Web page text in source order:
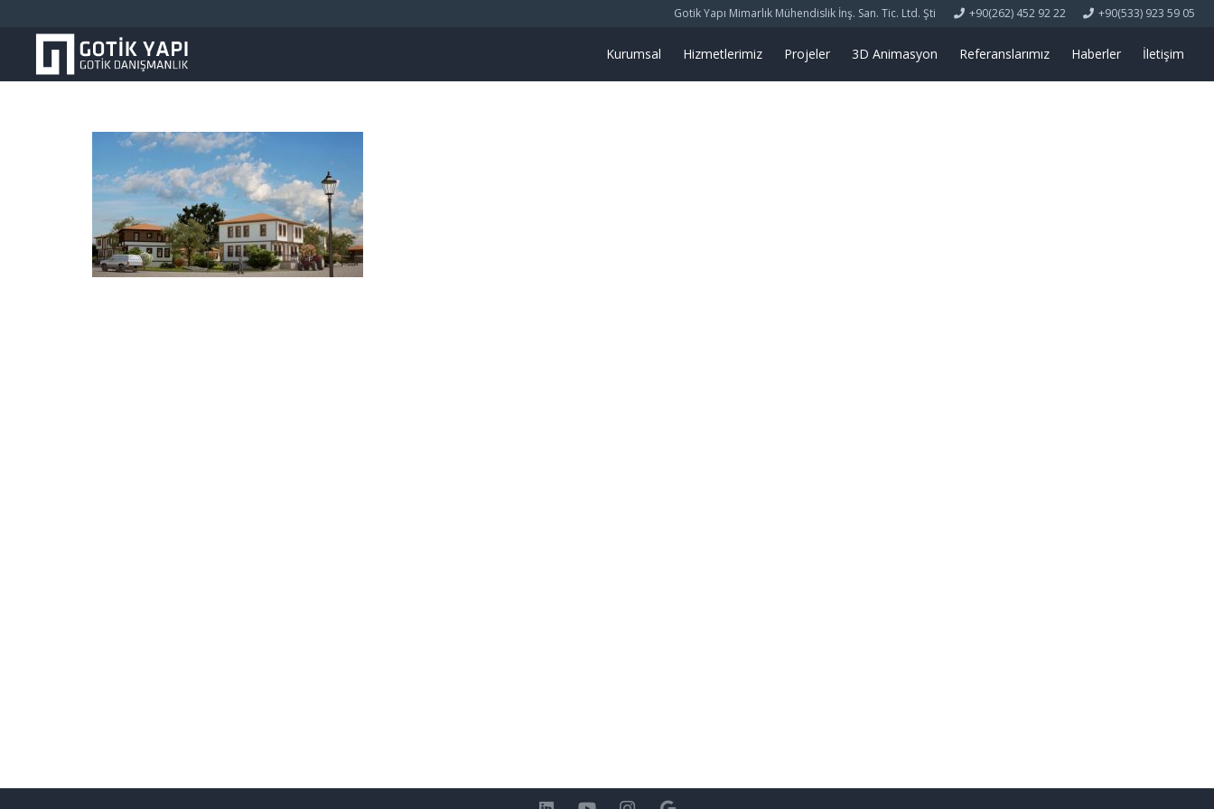
Gotik Yapı Mimarlık Mühendislik İnş. San. Tic. Ltd. Şti +90(262) 452 92 22 +90(533) 923 59 05
Kurumsal Hizmetlerimiz Projeler 3D Animasyon Referanslarımız Haberler İletişim